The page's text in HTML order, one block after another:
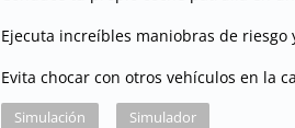
Ejecuta increíbles maniobras de
Evita chocar con otros vehículos en la
Simulación Simulador